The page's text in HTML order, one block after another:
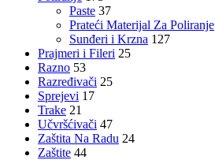
Paste 37
Prateći Materijal Za Poliranje
Sunđeri i Krzna 127
Prajmeri i Fileri 25
Razno 53
Razređivači 25
Sprejevi 17
Trake 21
Učvršćivači 47
Zaštita Na Radu 24
Zaštite 44